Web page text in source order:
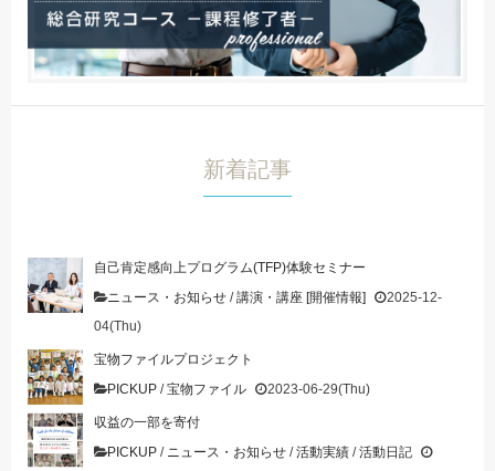
新着記事
自己肯定感向上プログラム(TFP)体験セミナー
ニュース・お知らせ /講演・講座 [開催情報]
2025-12-
04(Thu)
宝物ファイルプロジェクト
PICKUP /宝物ファイル 2023-06-29(Thu)
収益の一部を寄付
PICKUP / ニュース・お知らせ /活動実績 /活動日記